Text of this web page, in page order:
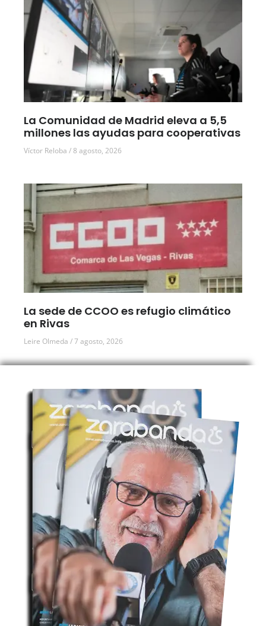
La Comunidad de Madrid eleva a 5,5
millones las ayudas para cooperativas
Víctor Reloba 8 agosto, 2026
La sede de CCOO es refugio climático
en Rivas
Leire Olmeda 7 agosto, 2026